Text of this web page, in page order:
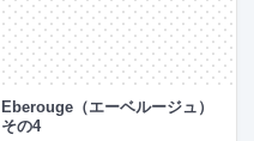
Eberouge（エーベルージュ）
その4